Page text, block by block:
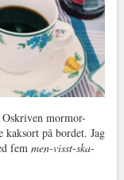
mormor-
kaksort på bordet. Jag
fem men-visst-ska-